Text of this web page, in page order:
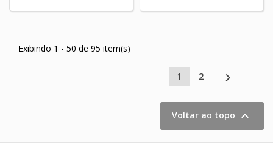
Exibindo 1 - 50 de 95 item(s)
1 2 
Voltar ao topo 